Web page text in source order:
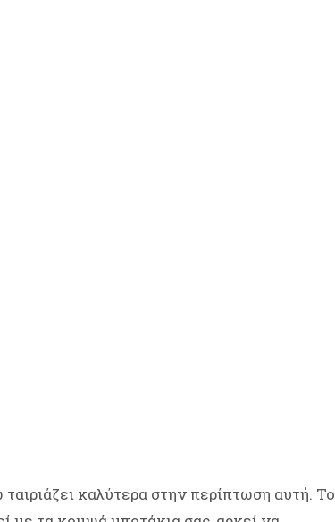
καλύτερα στην περίπτωση αυτή. Το